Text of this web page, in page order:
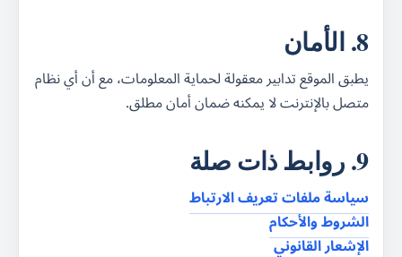
8. الأمان
يطبق الموقع تدابير معقولة لحماية المعلومات، مع أن أي نظام
متصل بالإنترنت لا يمكنه ضمان أمان مطلق.
9. روابط ذات صلة
سياسة ملفات تعريف الارتباط
الشروط والأحكام
الإشعار القانوني